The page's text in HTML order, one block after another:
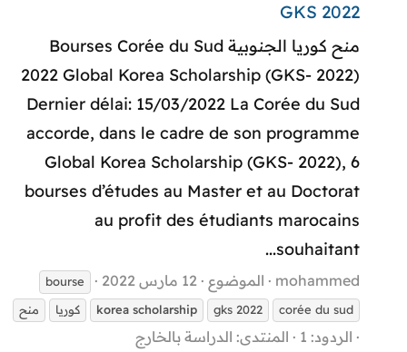
GKS 2022
منح كوريا الجنوبية Bourses Corée du Sud
2022 Global Korea Scholarship (GKS- 2022)
Dernier délai: 15/03/2022 La Corée du Sud
accorde, dans le cadre de son programme
Global Korea Scholarship (GKS- 2022), 6
bourses d’études au Master et au Doctorat
au profit des étudiants marocains
souhaitant...
mohammed الموضوع 12 مارس 2022
bourse
corée du sud
gks 2022
korea scholarship كوريا منح
الردود: 1 المنتدى: الدراسة بالخارج